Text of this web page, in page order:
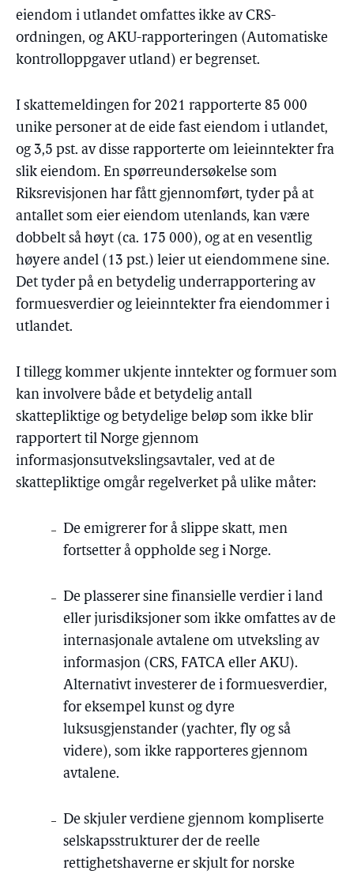
eiendom i utlandet omfattes ikke av CRS-
ordningen, og AKU-rapporteringen (Automatiske
kontrolloppgaver utland) er begrenset.
I skattemeldingen for 2021 rapporterte 85 000
unike personer at de eide fast eiendom i utlandet,
og 3,5 pst. av disse rapporterte om leieinntekter fra
slik eiendom. En spørreundersøkelse som
Riksrevisjonen har fått gjennomført, tyder på at
antallet som eier eiendom utenlands, kan være
dobbelt så høyt (ca. 175 000), og at en vesentlig
høyere andel (13 pst.) leier ut eiendommene sine.
Det tyder på en betydelig underrapportering av
formuesverdier og leieinntekter fra eiendommer i
utlandet.
I tillegg kommer ukjente inntekter og formuer som
kan involvere både et betydelig antall
skattepliktige og betydelige beløp som ikke blir
rapportert til Norge gjennom
informasjonsutvekslingsavtaler, ved at de
skattepliktige omgår regelverket på ulike måter:
De emigrerer for å slippe skatt, men
fortsetter å oppholde seg i Norge.
De plasserer sine finansielle verdier i land
eller jurisdiksjoner som ikke omfattes av de
internasjonale avtalene om utveksling av
informasjon (CRS, FATCA eller AKU).
Alternativt investerer de i formuesverdier,
for eksempel kunst og dyre
luksusgjenstander (yachter, fly og så
videre), som ikke rapporteres gjennom
avtalene.
De skjuler verdiene gjennom kompliserte
selskapsstrukturer der de reelle
rettighetshaverne er skjult for norske